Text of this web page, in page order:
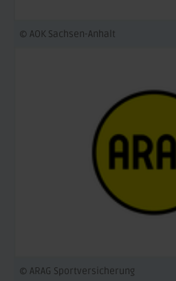
© AOK Sachsen-Anhalt
© ARAG Sportversicherung